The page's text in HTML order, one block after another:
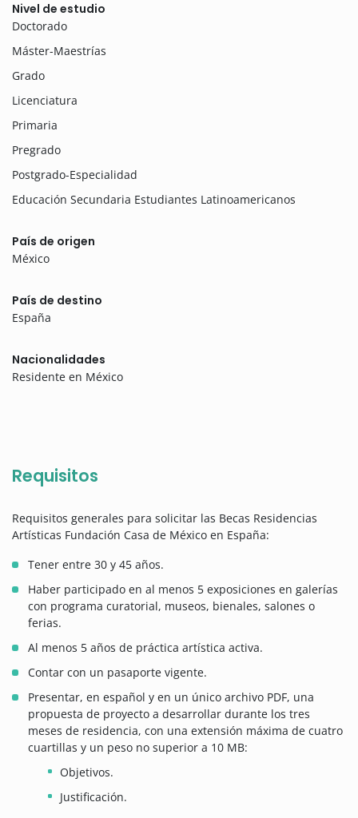
Nivel de estudio
Doctorado
Máster-Maestrías
Grado
Licenciatura
Primaria
Pregrado
Postgrado-Especialidad
Educación Secundaria Estudiantes Latinoamericanos
País de origen
México
País de destino
España
Nacionalidades
Residente en México
Requisitos
Requisitos generales para solicitar las Becas Residencias
Artísticas Fundación Casa de México en España:
Tener entre 30 y 45 años.
Haber participado en al menos 5 exposiciones en galerías
con programa curatorial, museos, bienales, salones o
ferias.
Al menos 5 años de práctica artística activa.
Contar con un pasaporte vigente.
Presentar, en español y en un único archivo PDF, una
propuesta de proyecto a desarrollar durante los tres
meses de residencia, con una extensión máxima de cuatro
cuartillas y un peso no superior a 10 MB:
Objetivos.
Justificación.